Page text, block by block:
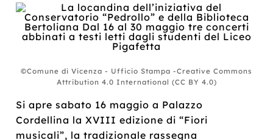
©Comune di Vicenza - Ufficio Stampa -Creative Commons
Attribution 4.0 International (CC BY 4.0)
Si apre sabato 16 maggio a Palazzo
Cordellina la XVIII edizione di “Fiori
musicali”, la tradizionale rassegna